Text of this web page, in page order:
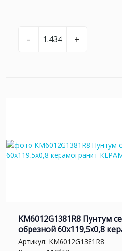
– +
KM6012G1381R8 Пунтум
обрезной 60x119,5x0,8
Артикул: KM6012G1381R8